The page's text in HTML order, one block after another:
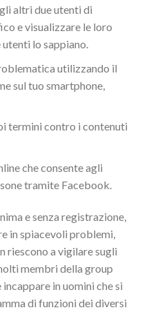
altri due utenti di
e visualizzare le loro
lo sappiano.
utilizzando il
sul tuo smartphone,
termini contro i contenuti
che consente agli
tramite Facebook.
e senza registrazione,
in spiacevoli problemi,
riescono a vigilare sugli
membri della group
in uomini che si
di funzioni dei diversi